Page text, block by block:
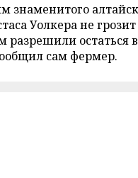
знаменитого
Уолкера не грозит
разрешили остаться
сам фермер.